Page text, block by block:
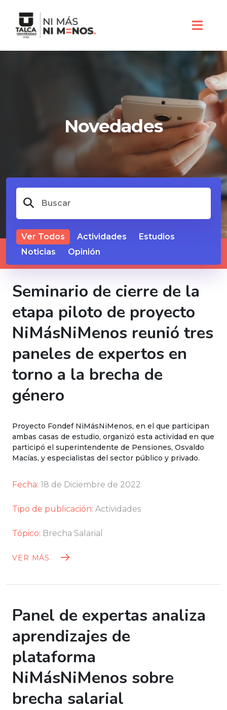
Novedades
Ver Todos Actividades
Estudios
Noticias
Opinión
Seminario de cierre de la
etapa piloto de proyecto
NiMásNiMenos reunió tres
paneles de expertos en
torno a la brecha de
género
Proyecto Fondef NiMásNiMenos, en el que participan
ambas casas de estudio, organizó esta actividad en que
participó el superintendente de Pensiones, Osvaldo
Macías, y especialistas del sector público y privado.
Fecha: 18 de Diciembre de 2022
Tipo de publicación: Actividades
Tópico: Brecha Salarial
VER MÁS
Panel de expertas analiza
aprendizajes de
plataforma
NiMásNiMenos sobre
brecha salarial